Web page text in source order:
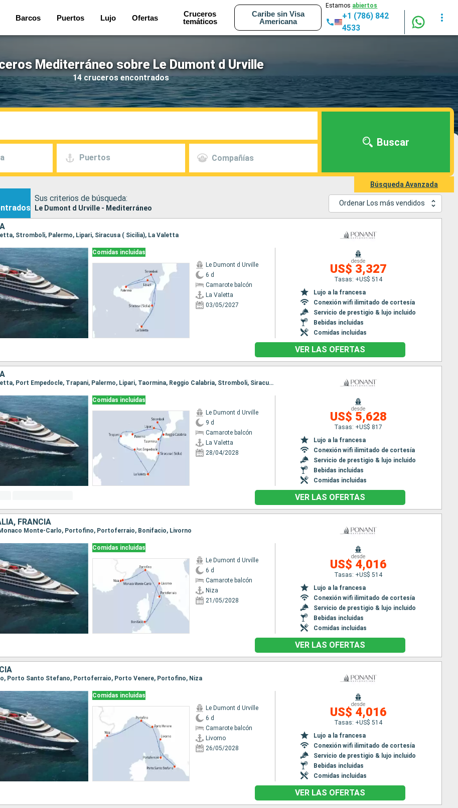
Barcos Puertos Lujo Ofertas
Cruceros
temáticos
Caribe sin Visa
Americana
Estamos abiertos
+1 (786) 842
4533
Mediterráneo sobre Le Dumont d Urville
14 cruceros encontrados
Puertos Compañías
Buscar
Búsqueda Avanzada
Sus criterios de búsqueda:
Le Dumont d Urville - Mediterráneo
Ordenar Los más vendidos
Stromboli, Palermo, Lipari, Siracusa ( Sicilia), La Valetta
Comidas incluidas
Le Dumont d Urville
6 d
Camarote balcón
La Valetta
03/05/2027
desde
US$ 3,327
Tasas: +US$ 514
Lujo a la francesa
Conexión wifi ilimitado de cortesía
Servicio de prestigio & lujo incluido
Bebidas incluidas
Comidas incluidas
VER LAS OFERTAS
Itinerario : La Valetta, Port Empedocle, Trapani, Palermo, Lipari, Taormina, Reggio Calabria, Stromboli, Siracusa ( Sicilia), La Valetta
Comidas incluidas
Le Dumont d Urville
9 d
Camarote balcón
La Valetta
28/04/2028
desde
US$ 5,628
Tasas: +US$ 817
Lujo a la francesa
Conexión wifi ilimitado de cortesía
Servicio de prestigio & lujo incluido
Bebidas incluidas
Comidas incluidas
VER LAS OFERTAS
FRANCIA
Monte-Carlo, Portofino, Portoferraio, Bonifacio, Livorno
Comidas incluidas
Le Dumont d Urville
6 d
Camarote balcón
Niza
21/05/2028
desde
US$ 4,016
Tasas: +US$ 514
Lujo a la francesa
Conexión wifi ilimitado de cortesía
Servicio de prestigio & lujo incluido
Bebidas incluidas
Comidas incluidas
VER LAS OFERTAS
Porto Santo Stefano, Portoferraio, Porto Venere, Portofino, Niza
Comidas incluidas
Le Dumont d Urville
6 d
Camarote balcón
Livorno
26/05/2028
desde
US$ 4,016
Tasas: +US$ 514
Lujo a la francesa
Conexión wifi ilimitado de cortesía
Servicio de prestigio & lujo incluido
Bebidas incluidas
Comidas incluidas
VER LAS OFERTAS